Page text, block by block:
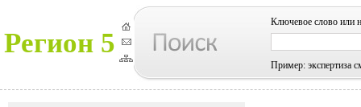
Регион 5
Ключевое слово или
Пример: экспертиза